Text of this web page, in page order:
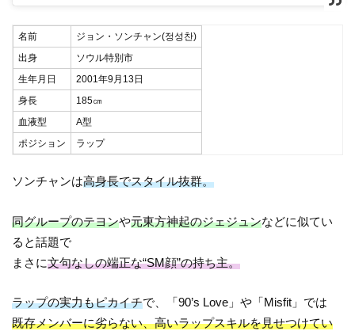
名前
ジョン・ソンチャン(정성찬)
出身
ソウル特別市
生年月日
2001年9月13日
身長
185㎝
血液型
A型
ポジション
ラップ
ソンチャンは高身長でスタイル抜群。
同グループのテヨンや元東方神起のジェジュンなどに似てい
ると話題で
まさに文句なしの端正な“SM顔”の持ち主。
ラップの実力もピカイチで、「90’s Love」や「Misfit」では
既存メンバーに劣らない、高いラップスキルを見せつけてい